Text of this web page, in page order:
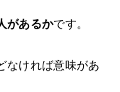
があるかです。
なければ意味があ